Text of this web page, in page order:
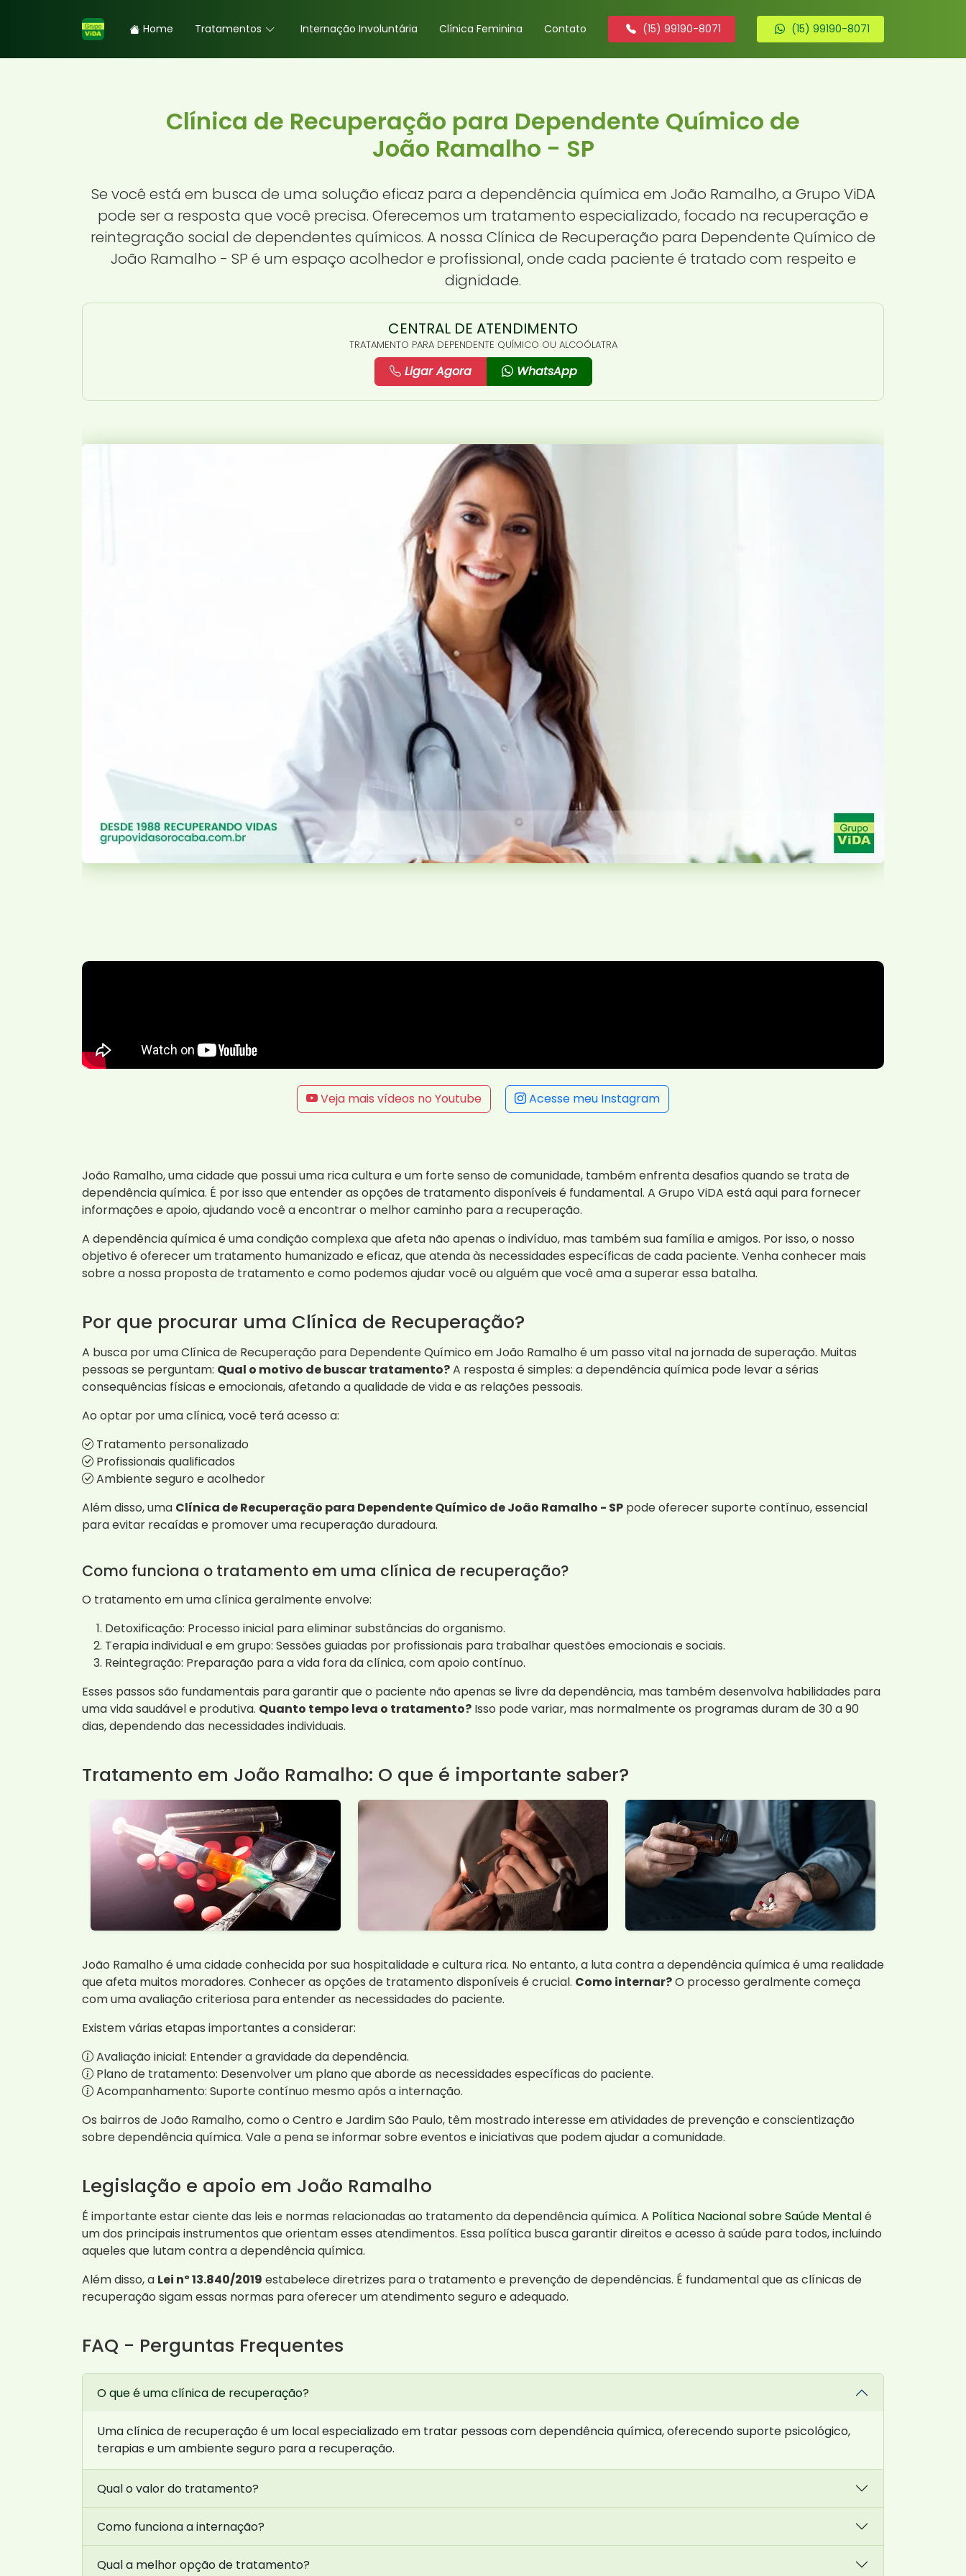
Home Tratamentos Internação Involuntária Clínica Feminina Contato (15) 99190-8071 (15) 99190-8071
Clínica de Recuperação para Dependente Químico de
João Ramalho - SP
Se você está em busca de uma solução eficaz para a dependência química em João Ramalho, a Grupo ViDA
pode ser a resposta que você precisa. Oferecemos um tratamento especializado, focado na recuperação e
reintegração social de dependentes químicos. A nossa Clínica de Recuperação para Dependente Químico de
João Ramalho - SP é um espaço acolhedor e profissional, onde cada paciente é tratado com respeito e
dignidade.
CENTRAL DE ATENDIMENTO
TRATAMENTO PARA DEPENDENTE QUÍMICO OU ALCOÓLATRA
Ligar Agora WhatsApp
Veja mais vídeos no Youtube Acesse meu Instagram
João Ramalho, uma cidade que possui uma rica cultura e um forte senso de comunidade, também enfrenta desafios quando se trata de
dependência química. É por isso que entender as opções de tratamento disponíveis é fundamental. A Grupo ViDA está aqui para fornecer
informações e apoio, ajudando você a encontrar o melhor caminho para a recuperação.
A dependência química é uma condição complexa que afeta não apenas o indivíduo, mas também sua família e amigos. Por isso, o nosso
objetivo é oferecer um tratamento humanizado e eficaz, que atenda às necessidades específicas de cada paciente. Venha conhecer mais
sobre a nossa proposta de tratamento e como podemos ajudar você ou alguém que você ama a superar essa batalha.
Por que procurar uma Clínica de Recuperação?
A busca por uma Clínica de Recuperação para Dependente Químico em João Ramalho é um passo vital na jornada de superação. Muitas
pessoas se perguntam: Qual o motivo de buscar tratamento?A resposta é simples: a dependência química pode levar a sérias
consequências físicas e emocionais, afetando a qualidade de vida e as relações pessoais.
Ao optar por uma clínica, você terá acesso a:
Tratamento personalizado
Profissionais qualificados
Ambiente seguro e acolhedor
Além disso, uma Clínica de Recuperação para Dependente Químico de João Ramalho - SP pode oferecer suporte contínuo, essencial
para evitar recaídas e promover uma recuperação duradoura.
Como funciona o tratamento em uma clínica de recuperação?
O tratamento em uma clínica geralmente envolve:
Detoxificação: Processo inicial para eliminar substâncias do organismo.
Terapia individual e em grupo: Sessões guiadas por profissionais para trabalhar questões emocionais e sociais.
Reintegração: Preparação para a vida fora da clínica, com apoio contínuo.
Esses passos são fundamentais para garantir que o paciente não apenas se livre da dependência, mas também desenvolva habilidades para
uma vida saudável e produtiva. Quanto tempo leva o tratamento? Isso pode variar, mas normalmente os programas duram de 30 a 90
dias, dependendo das necessidades individuais.
Tratamento em João Ramalho: O que é importante saber?
João Ramalho é uma cidade conhecida por sua hospitalidade e cultura rica. No entanto, a luta contra a dependência química é uma realidade
que afeta muitos moradores. Conhecer as opções de tratamento disponíveis é crucial. Como internar?O processo geralmente começa
com uma avaliação criteriosa para entender as necessidades do paciente.
Existem várias etapas importantes a considerar:
Avaliação inicial: Entender a gravidade da dependência.
Plano de tratamento: Desenvolver um plano que aborde as necessidades específicas do paciente.
Acompanhamento: Suporte contínuo mesmo após a internação.
Os bairros de João Ramalho, como o Centro e Jardim São Paulo, têm mostrado interesse em atividades de prevenção e conscientização
sobre dependência química. Vale a pena se informar sobre eventos e iniciativas que podem ajudar a comunidade.
Legislação e apoio em João Ramalho
É importante estar ciente das leis e normas relacionadas ao tratamento da dependência química. A Política Nacional sobre Saúde Mentalé
um dos principais instrumentos que orientam esses atendimentos. Essa política busca garantir direitos e acesso à saúde para todos, incluindo
aqueles que lutam contra a dependência química.
Além disso, a Lei nº 13.840/2019 estabelece diretrizes para o tratamento e prevenção de dependências. É fundamental que as clínicas de
recuperação sigam essas normas para oferecer um atendimento seguro e adequado.
FAQ - Perguntas Frequentes
O que é uma clínica de recuperação?
Uma clínica de recuperação é um local especializado em tratar pessoas com dependência química, oferecendo suporte psicológico,
terapias e um ambiente seguro para a recuperação.
Qual o valor do tratamento?
Como funciona a internação?
Qual a melhor opção de tratamento?